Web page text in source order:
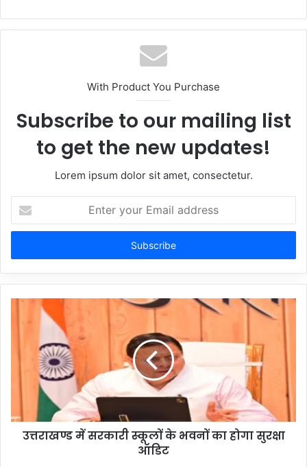
With Product You Purchase
Subscribe to our mailing list
to get the new updates!
Lorem ipsum dolor sit amet, consectetur.
your
Email
उत्तराखण्ड में सरकारी स्कूलों के भवनों का होगा सुरक्षा
ऑडिट